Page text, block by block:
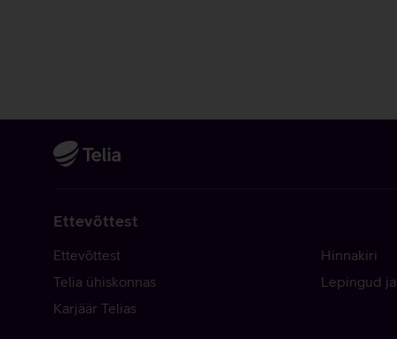
Ettevõttest
Ettevõttest
Telia ühiskonnas
Karjäär Telias
Hinnakiri
Lepingud